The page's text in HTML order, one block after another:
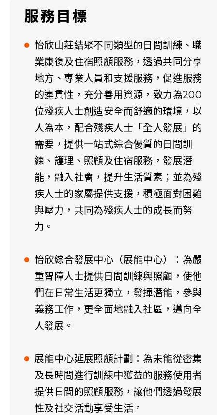
服務目標
怡欣山莊結聚不同類型的日間訓練、職
業康復及住宿照顧服務，透過共同分享
地方、專業人員和支援服務，促進服務
的連貫性，充分善用資源，致力為200
位殘疾人士創造安全而舒適的環境，以
人為本，配合殘疾人士「全人發展」的
需要，提供一站式綜合優質的日間訓
練、護理、照顧及住宿服務，發展潛
能，融入社會，提升生活質素；並為殘
疾人士的家屬提供支援，積極面對困難
與壓力，共同為殘疾人士的成長而努
力。
怡欣綜合發展中心（展能中心）：為嚴
重智障人士提供日間訓練與照顧，使他
們在日常生活更獨立，發揮潛能，參與
義務工作，更全面地融入社區，邁向全
人發展。
展能中心延展照顧計劃：為未能從密集
及長時間進行訓練中獲益的服務使用者
提供日間的照顧服務，讓他們透過發展
性及社交活動享受生活。